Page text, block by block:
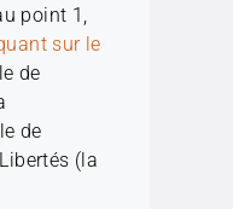
point 1,
sur le
de
de
(la